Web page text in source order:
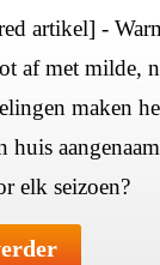
artikel] -
af met milde,
maken
huis
elk seizoen?